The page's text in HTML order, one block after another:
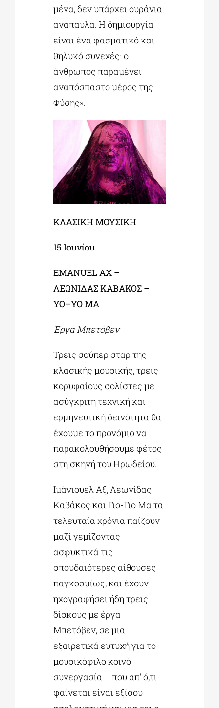
μένα, δεν υπάρχει ουράνια
ανάπαυλα. Η δημιουργία
είναι ένα φασματικό και
θηλυκό συνεχές· ο
άνθρωπος παραμένει
αναπόσπαστο μέρος της
Φύσης».
ΚΛΑΣΙΚΗ ΜΟΥΣΙΚΗ
15 Ιουνίου
EMANUEL AX –
ΛΕΩΝΙΔΑΣ ΚΑΒΑΚΟΣ –
YO–YOMA
Έργα Μπετόβεν
Τρεις σούπερ σταρ της
κλασικής μουσικής, τρεις
κορυφαίους σολίστες με
ασύγκριτη τεχνική και
ερμηνευτική δεινότητα θα
έχουμε το προνόμιο να
παρακολουθήσουμε φέτος
στη σκηνή του Ηρωδείου.
Ιμάνιουελ Αξ, Λεωνίδας
Καβάκος και Γιο-Γιο Μα τα
τελευταία χρόνια παίζουν
μαζί γεμίζοντας
ασφυκτικά τις
σπουδαιότερες αίθουσες
παγκοσμίως, και έχουν
ηχογραφήσει ήδη τρεις
δίσκους με έργα
Μπετόβεν, σε μια
εξαιρετικά ευτυχή για το
μουσικόφιλο κοινό
συνεργασία – που απ’ ό,τι
φαίνεται είναι εξίσου